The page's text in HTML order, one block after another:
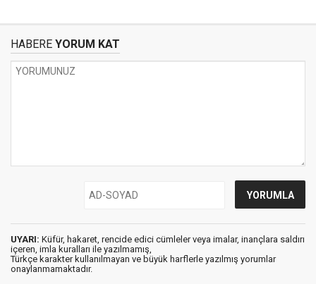
HABERE YORUM KAT
UYARI: Küfür, hakaret, rencide edici cümleler veya imalar, inançlara saldırı
içeren, imla kuralları ile yazılmamış,
Türkçe karakter kullanılmayan ve büyük harflerle yazılmış yorumlar
onaylanmamaktadır.